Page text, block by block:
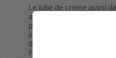
Le tube de crème aussi
au prix du kilogramme
pour un sportif ou
jointures et qui l'utiliserait
douleurs articulaires et à
Fiche en cours de